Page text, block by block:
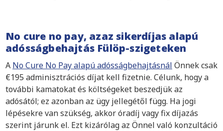
No cure no pay, azaz sikerdíjas alapú
adósságbehajtás Fülöp-szigeteken
A No Cure No Pay alapú adósságbehajtásnál Önnek csak
€195 adminisztrációs díjat kell fizetnie. Célunk, hogy a
további kamatokat és költségeket beszedjük az
adósától; ez azonban az ügy jellegétől függ. Ha jogi
lépésekre van szükség, akkor óradíj vagy fix díjazás
szerint járunk el. Ezt kizárólag az Önnel való konzultáció